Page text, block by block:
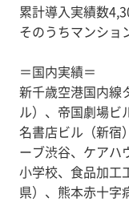
累計導入実績数
そのうちマンショ
＝国内実績＝
新千歳空港国内線
ル）、帝国劇場ビ
名書店ビル（新宿
ーブ渋谷、ケアハ
小学校、食品加工
県）、熊本赤十字